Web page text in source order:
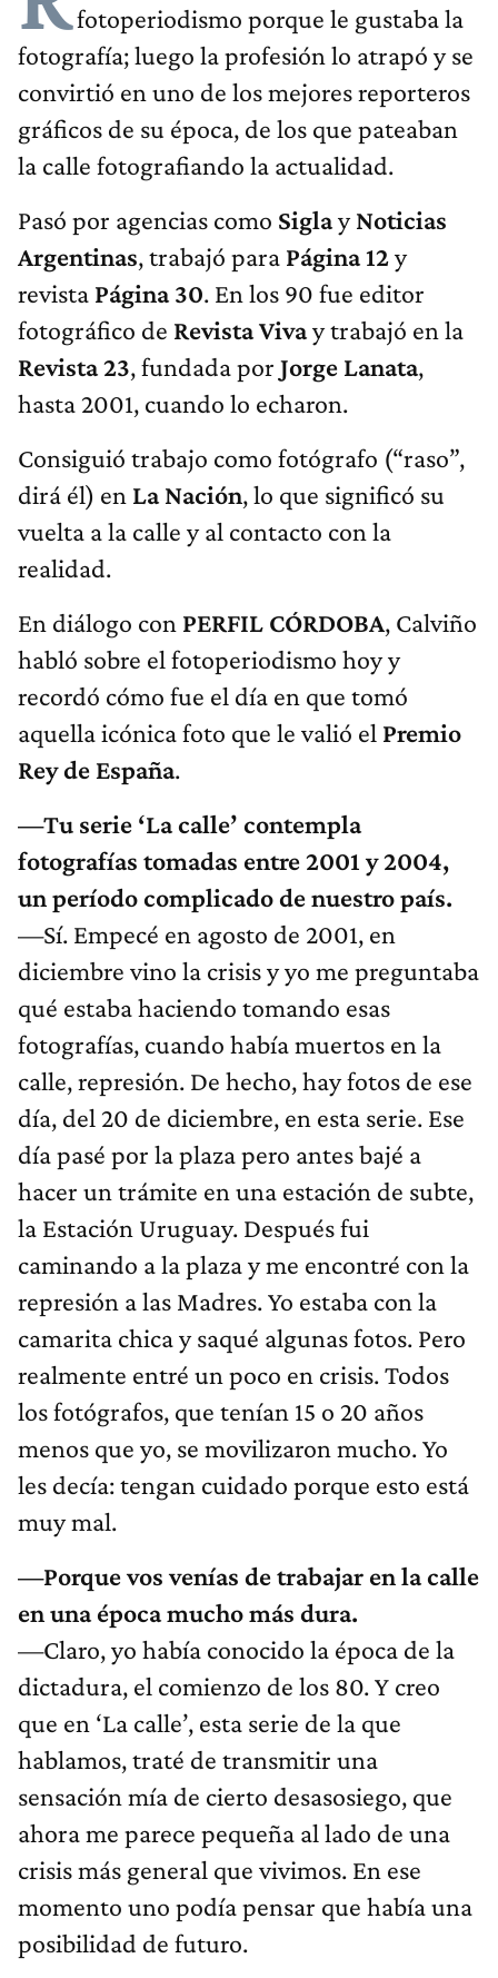
fotoperiodismo porque le gustaba la
fotografía; luego la profesión lo atrapó y se
convirtió en uno de los mejores reporteros
gráficos de su época, de los que pateaban
la calle fotografiando la actualidad.
Pasó por agencias como SiglayNoticias
Argentinas, trabajó para Página 12y
revista Página 30. En los 90 fue editor
fotográfico de Revista Vivay trabajó en la
Revista 23, fundada por Jorge Lanata,
hasta 2001, cuando lo echaron.
Consiguió trabajo como fotógrafo (“raso”,
dirá él) en La Nación, lo que significó su
vuelta a la calle y al contacto con la
realidad.
En diálogo con PERFIL CÓRDOBA, Calviño
habló sobre el fotoperiodismo hoy y
recordó cómo fue el día en que tomó
aquella icónica foto que le valió el Premio
Rey de España.
—Tu serie ‘La calle’ contempla
fotografías tomadas entre 2001 y 2004,
un período complicado de nuestro país.
—Sí. Empecé en agosto de 2001, en
diciembre vino la crisis y yo me preguntaba
qué estaba haciendo tomando esas
fotografías, cuando había muertos en la
calle, represión. De hecho, hay fotos de ese
día, del 20 de diciembre, en esta serie. Ese
día pasé por la plaza pero antes bajé a
hacer un trámite en una estación de subte,
la Estación Uruguay. Después fui
caminando a la plaza y me encontré con la
represión a las Madres. Yo estaba con la
camarita chica y saqué algunas fotos. Pero
realmente entré un poco en crisis. Todos
los fotógrafos, que tenían 15 o 20 años
menos que yo, se movilizaron mucho. Yo
les decía: tengan cuidado porque esto está
muy mal.
—Porque vos venías de trabajar en la calle
en una época mucho más dura.
—Claro, yo había conocido la época de la
dictadura, el comienzo de los 80. Y creo
que en ‘La calle’, esta serie de la que
hablamos, traté de transmitir una
sensación mía de cierto desasosiego, que
ahora me parece pequeña al lado de una
crisis más general que vivimos. En ese
momento uno podía pensar que había una
posibilidad de futuro.